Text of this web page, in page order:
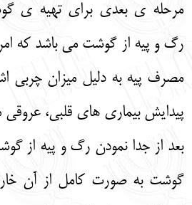
مرحله‌ ی بعدی برای تهیه‌ ی
رگ و پیه از گوشت می‌ باشد که
مصرف پیه به دلیل میزان چربی
پیدایش بیماری‌ های قلبی،
بعد از جدا نمودن رگ و پیه از
گوشت به صورت کامل از آن